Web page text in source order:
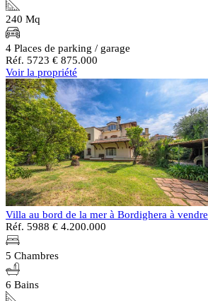
240 Mq
4 Places de parking / garage
Réf. 5723 € 875.000
Voir la propriété
Villa au bord de la mer à Bordighera à vendre
Réf. 5988 € 4.200.000
5 Chambres
6 Bains